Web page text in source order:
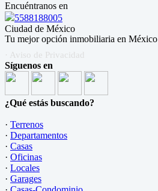
Encuéntranos en
5588188005
Ciudad de México
Tu mejor opción inmobiliaria en México
· Aviso de Privacidad
Síguenos en
¿Qué estás buscando?
· Terrenos
· Departamentos
· Casas
· Oficinas
· Locales
· Garages